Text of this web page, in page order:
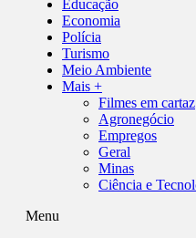
Educação
Economia
Polícia
Turismo
Meio Ambiente
Mais +
Filmes em cartaz
Agronegócio
Empregos
Geral
Minas
Ciência e
Menu